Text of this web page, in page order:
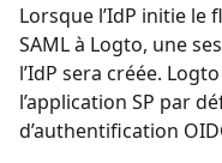
Lorsque l’IdP initie le
SAML à Logto, une
l’IdP sera créée.
l’application SP par
d’authentification